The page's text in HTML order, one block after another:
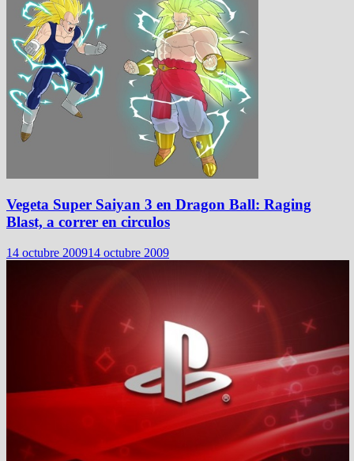
Vegeta Super Saiyan 3 en Dragon Ball: Raging
Blast, a correr en circulos
14 octubre 200914 octubre 2009